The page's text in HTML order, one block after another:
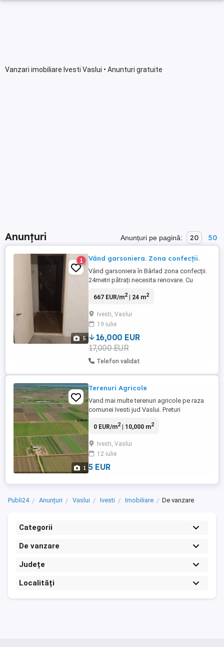
Vanzari imobiliare Ivesti Vaslui • Anunturi gratuite
Anunțuri Anunțuri pe pagină: 20 50
5
1 Vând garsoniera. Zona confecții.
Vând garsoniera în Bârlad zona confecții.
24metri pătrați.necesita renovare. Cu
.mai multe detalii la tel.
667 EUR/m2| 24 m2
Ivesti, Vaslui
19 iulie
16,000 EUR
17,000 EUR
Telefon validat
1
Terenuri Agricole
Vand mai multe terenuri agricole pe raza
comunei Ivesti jud Vaslui. Preturi
0 EUR/m2| 10,000 m2
Ivesti, Vaslui
12 iulie
5 EUR
Publi24 Anunțuri Vaslui Ivesti Imobiliare De vanzare
Categorii
De vanzare
Județe
Localități